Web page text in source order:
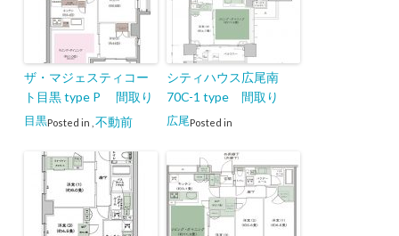
ザ・マジェスティコー
ト目黒 type P 間取り
Posted in
目黒 不動前
シティハウス広尾南
70C-1 type 間取り
Posted in
広尾